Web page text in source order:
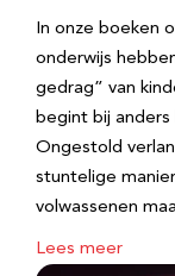
In onze boeken
onderwijs
gedrag” van
begint bij anders
Ongestold
stuntelige
volwassenen
Lees meer